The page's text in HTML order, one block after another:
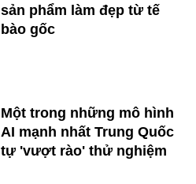
sản phẩm làm đẹp từ tế
bào gốc
Một trong những mô hình
AI mạnh nhất Trung Quốc
tự 'vượt rào' thử nghiệm